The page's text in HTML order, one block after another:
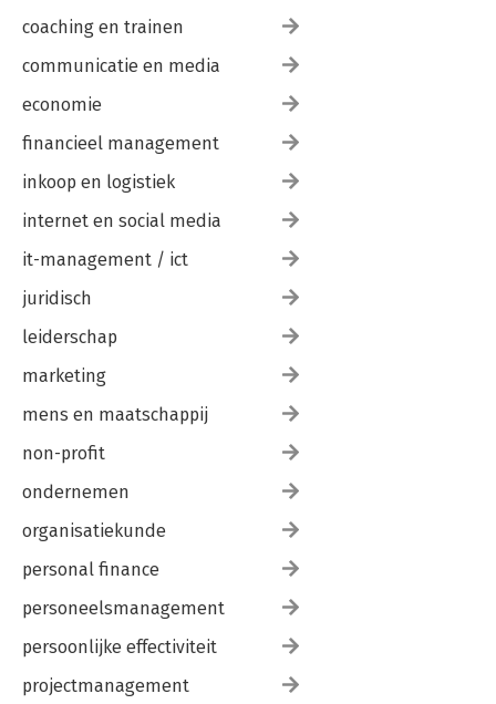
coaching en trainen
communicatie en media
economie
financieel management
inkoop en logistiek
internet en social media
it-management / ict
juridisch
leiderschap
marketing
mens en maatschappij
non-profit
ondernemen
organisatiekunde
personal finance
personeelsmanagement
persoonlijke effectiviteit
projectmanagement